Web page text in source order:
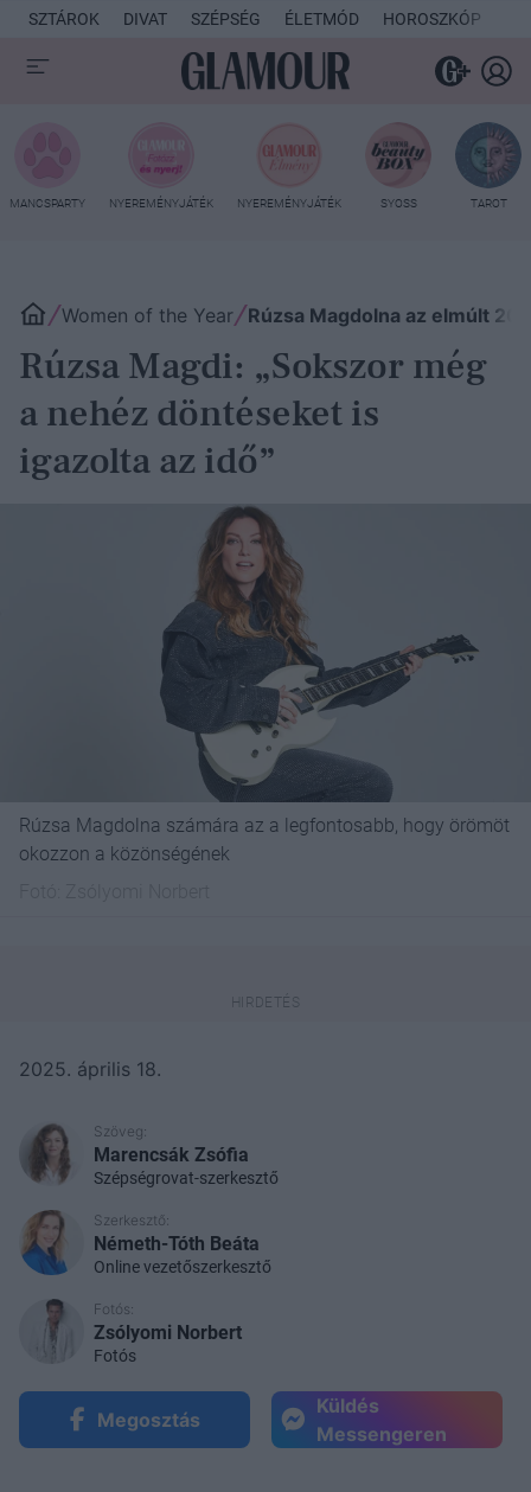
SZTÁROK DIVAT SZÉPSÉG ÉLETMÓD HOROSZKÓP
MANCSPARTY NYEREMÉNYJÁTÉK NYEREMÉNYJÁTÉK SYOSS TAROT
Women of the Year Rúzsa Magdolna az elmúlt
Rúzsa Magdi: „Sokszor még
a nehéz döntéseket is
igazolta az idő”
Rúzsa Magdolna számára az a legfontosabb, hogy örömöt
okozzon a közönségének
2025. április 18.
Szöveg:
Marencsák Zsófia
Szépségrovat-szerkesztő
Szerkesztő:
Németh-Tóth Beáta
Online vezetőszerkesztő
Fotós:
Zsólyomi Norbert
Fotós
Megosztás
Küldés
Messengeren